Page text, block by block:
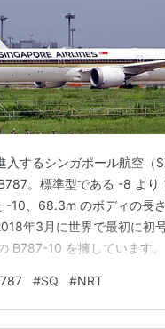
入するシンガポール航空（
。標準型である -8 より
-10、68.3m のボディの長
年3月に世界で最初に初
B787-10 を擁しています
#SQ #NRT